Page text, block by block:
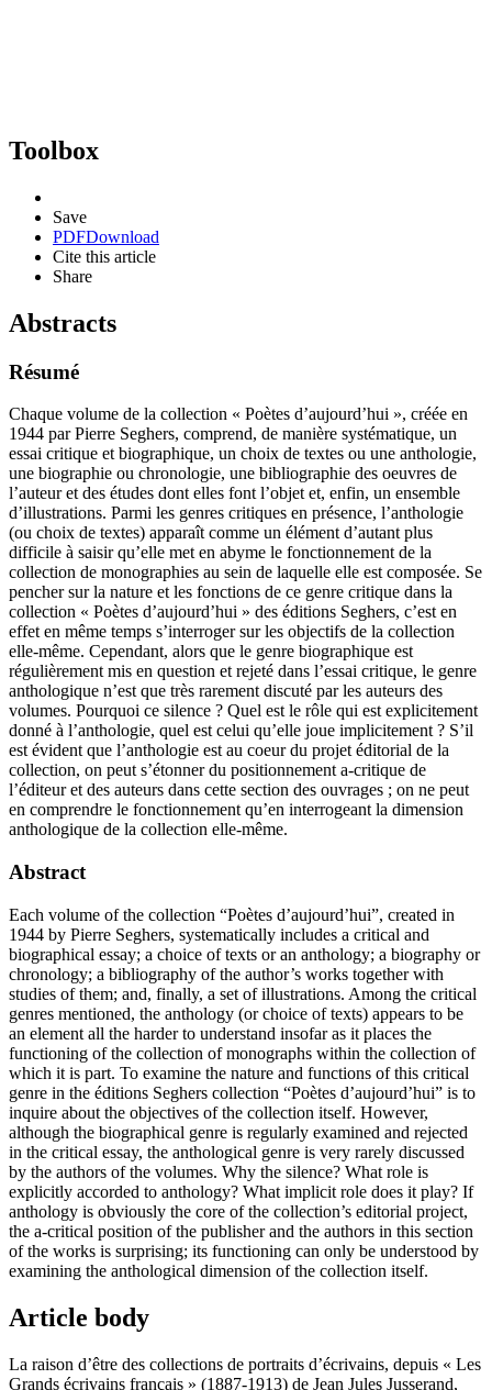
Toolbox
Save
PDFDownload
Cite this article
Share
Abstracts
Résumé
Chaque volume de la collection « Poètes d’aujourd’hui », créée en
1944 par Pierre Seghers, comprend, de manière systématique, un
essai critique et biographique, un choix de textes ou une anthologie,
une biographie ou chronologie, une bibliographie des oeuvres de
l’auteur et des études dont elles font l’objet et, enfin, un ensemble
d’illustrations. Parmi les genres critiques en présence, l’anthologie
(ou choix de textes) apparaît comme un élément d’autant plus
difficile à saisir qu’elle met en abyme le fonctionnement de la
collection de monographies au sein de laquelle elle est composée. Se
pencher sur la nature et les fonctions de ce genre critique dans la
collection « Poètes d’aujourd’hui » des éditions Seghers, c’est en
effet en même temps s’interroger sur les objectifs de la collection
elle-même. Cependant, alors que le genre biographique est
régulièrement mis en question et rejeté dans l’essai critique, le genre
anthologique n’est que très rarement discuté par les auteurs des
volumes. Pourquoi ce silence ? Quel est le rôle qui est explicitement
donné à l’anthologie, quel est celui qu’elle joue implicitement ? S’il
est évident que l’anthologie est au coeur du projet éditorial de la
collection, on peut s’étonner du positionnement a-critique de
l’éditeur et des auteurs dans cette section des ouvrages ; on ne peut
en comprendre le fonctionnement qu’en interrogeant la dimension
anthologique de la collection elle-même.
Abstract
Each volume of the collection “Poètes d’aujourd’hui”, created in
1944 by Pierre Seghers, systematically includes a critical and
biographical essay; a choice of texts or an anthology; a biography or
chronology; a bibliography of the author’s works together with
studies of them; and, finally, a set of illustrations. Among the critical
genres mentioned, the anthology (or choice of texts) appears to be
an element all the harder to understand insofar as it places the
functioning of the collection of monographs within the collection of
which it is part. To examine the nature and functions of this critical
genre in the éditions Seghers collection “Poètes d’aujourd’hui” is to
inquire about the objectives of the collection itself. However,
although the biographical genre is regularly examined and rejected
in the critical essay, the anthological genre is very rarely discussed
by the authors of the volumes. Why the silence? What role is
explicitly accorded to anthology? What implicit role does it play? If
anthology is obviously the core of the collection’s editorial project,
the a-critical position of the publisher and the authors in this section
of the works is surprising; its functioning can only be understood by
examining the anthological dimension of the collection itself.
Article body
La raison d’être des collections de portraits d’écrivains, depuis « Les
Grands écrivains français » (1887-1913) de Jean Jules Jusserand,